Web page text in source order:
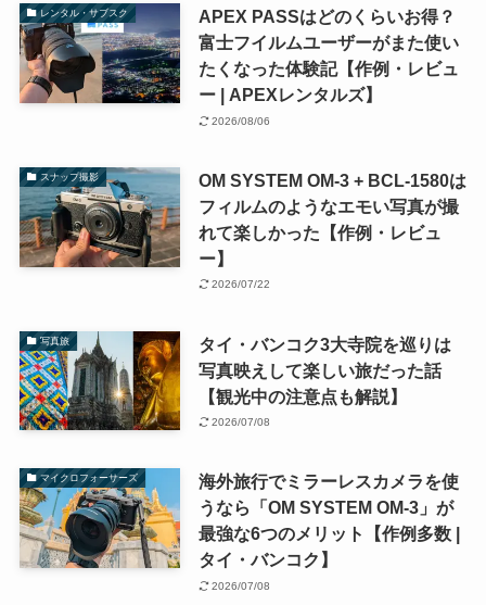
レンタル・サブスク
APEX PASSはどのくらいお得？
富士フイルムユーザーがまた使い
たくなった体験記【作例・レビュ
ー | APEXレンタルズ】
2026/08/06
スナップ撮影
OM SYSTEM OM-3 + BCL-1580は
フィルムのようなエモい写真が撮
れて楽しかった【作例・レビュ
ー】
2026/07/22
写真旅
タイ・バンコク3大寺院を巡りは
写真映えして楽しい旅だった話
【観光中の注意点も解説】
2026/07/08
マイクロフォーサーズ
海外旅行でミラーレスカメラを使
うなら「OM SYSTEM OM-3」が
最強な6つのメリット【作例多数 |
タイ・バンコク】
2026/07/08